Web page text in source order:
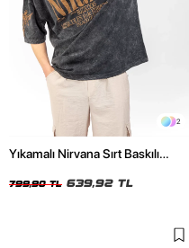
2
Yıkamalı Nirvana Sırt Baskılı
799,90 TL 639,92 TL